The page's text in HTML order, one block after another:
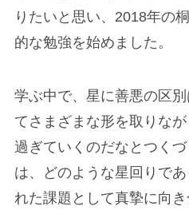
りたいと思い、2018年の
的な勉強を始めました。
学ぶ中で、星に善悪の区
てさまざまな形を取りな
過ぎていくのだなとつく
は、どのような星回りで
れた課題として真摯に向